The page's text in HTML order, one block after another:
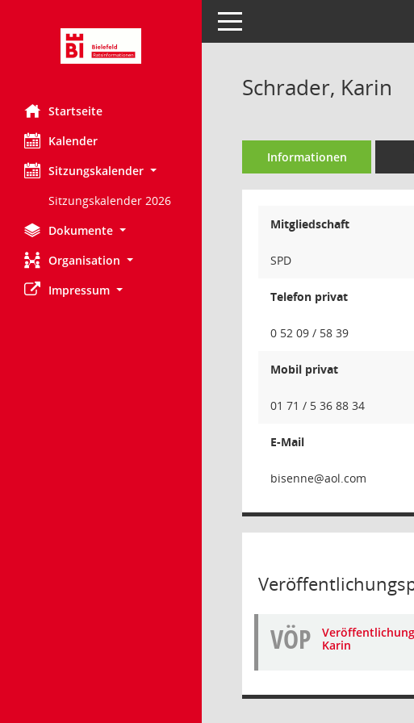
Startseite
Kalender
Sitzungskalender
Sitzungskalender 2026
Dokumente
Organisation
Impressum
Toggle navigation
Schrader, Karin
Informationen
Mitgliedschaft
SPD
Telefon privat
0 52 09 / 58 39
Mobil privat
01 71 / 5 36 88 34
E-Mail
enn
VÖP
Karin